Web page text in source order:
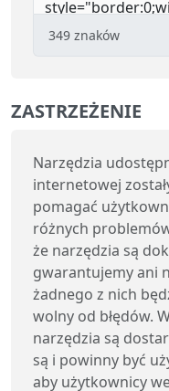
349 znaków
ZASTRZEŻENIE
Narzędzia
internetowej
pomagać
różnych
że narzędzia są
gwarantujemy ani
żadnego z nich
wolny od błędów.
narzędzia są
są i powinny być
aby użytkownicy